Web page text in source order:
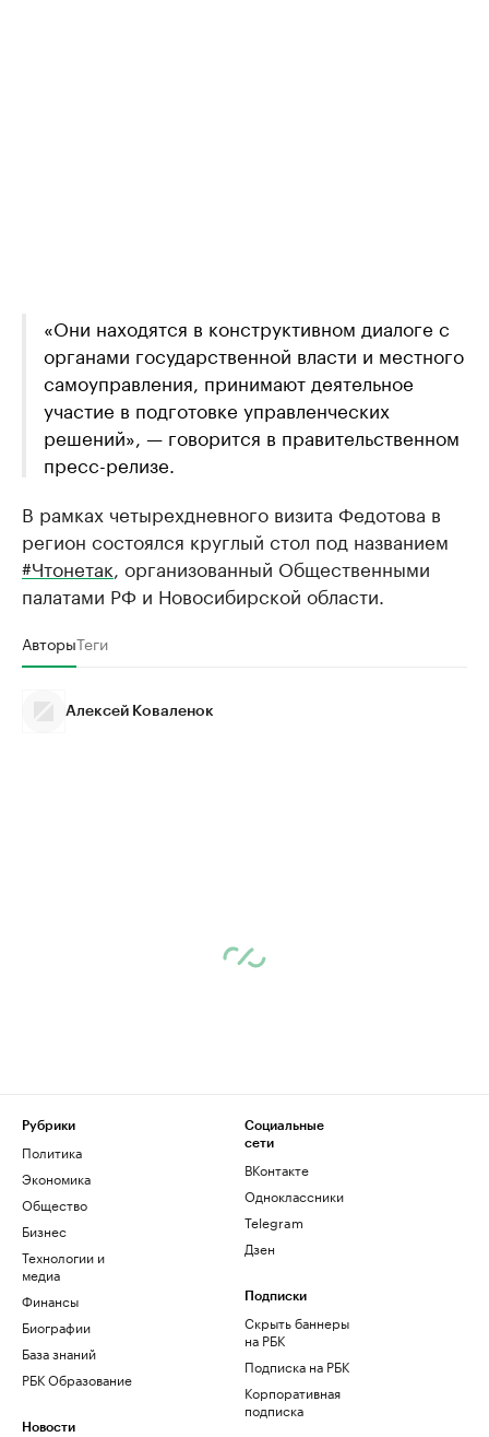
«Они находятся в конструктивном диалоге с
органами государственной власти и местного
самоуправления, принимают деятельное
участие в подготовке управленческих
решений», — говорится в правительственном
пресс-релизе.
В рамках четырехдневного визита Федотова в
регион состоялся круглый стол под названием
#Чтонетак , организованный Общественными
палатами РФ и Новосибирской области.
АвторыТеги
Алексей Коваленок
Рубрики
Политика
Экономика
Общество
Бизнес
Технологии и
медиа
Финансы
Биографии
База знаний
РБК Образование
Новости
Социальные
сети
ВКонтакте
Одноклассники
Telegram
Дзен
Подписки
Скрыть баннеры
на РБК
Подписка на РБК
Корпоративная
подписка